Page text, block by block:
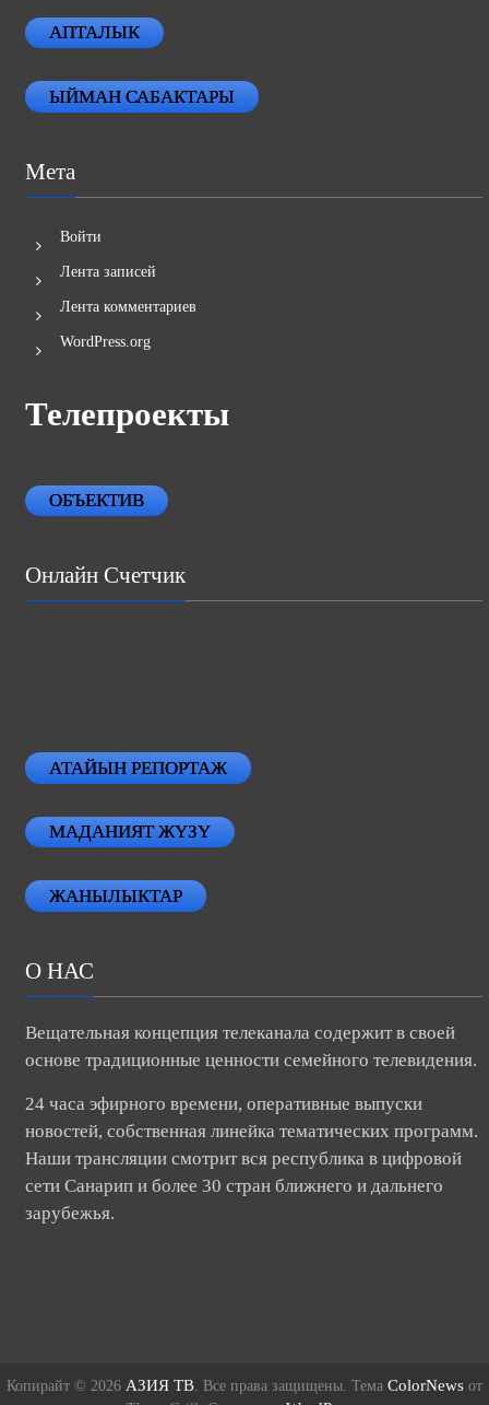
АПТАЛЫК
ЫЙМАН САБАКТАРЫ
Мета
Войти
Лента записей
Лента комментариев
WordPress.org
Телепроекты
ОБЪЕКТИВ
Онлайн Счетчик
АТАЙЫН РЕПОРТАЖ
МАДАНИЯТ ЖҮЗҮ
ЖАНЫЛЫКТАР
О НАС
Вещательная концепция телеканала содержит в своей
основе традиционные ценности семейного телевидения.
24 часа эфирного времени, оперативные выпуски
новостей, собственная линейка тематических программ.
Наши трансляции смотрит вся республика в цифровой
сети Санарип и более 30 стран ближнего и дальнего
зарубежья.
Копирайт © 2026 АЗИЯ ТВ . Все права защищены. Тема ColorNews от